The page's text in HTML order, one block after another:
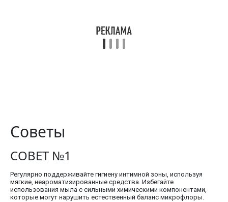
Советы
СОВЕТ №1
Регулярно поддерживайте гигиену интимной зоны, используя
мягкие, неароматизированные средства. Избегайте
использования мыла с сильными химическими компонентами,
которые могут нарушить естественный баланс микрофлоры.